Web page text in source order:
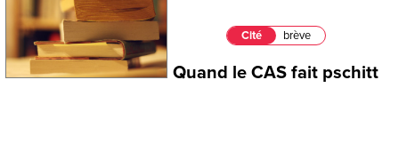
Cité brève
Quand le CAS fait pschitt